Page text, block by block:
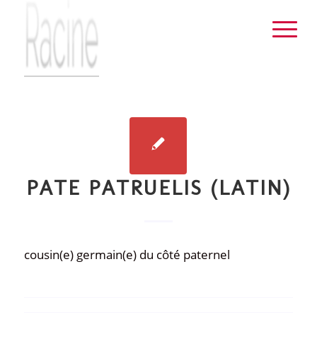
PATE PATRUELIS (LATIN)
cousin(e) germain(e) du côté paternel